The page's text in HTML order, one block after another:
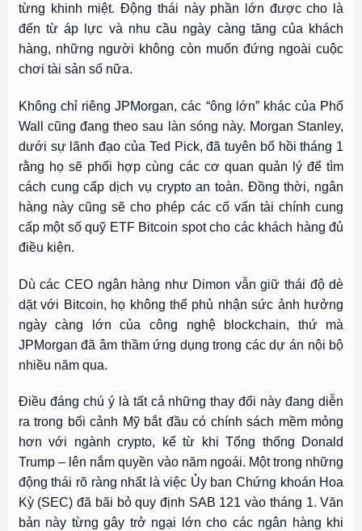
từng khinh miệt. Động thái này phần lớn được cho là
đến từ áp lực và nhu cầu ngày càng tăng của khách
hàng, những người không còn muốn đứng ngoài cuộc
chơi tài sản số nữa.
Không chỉ riêng JPMorgan, các “ông lớn” khác của Phố
Wall cũng đang theo sau làn sóng này. Morgan Stanley,
dưới sự lãnh đạo của Ted Pick, đã tuyên bố hồi tháng 1
rằng họ sẽ phối hợp cùng các cơ quan quản lý để tìm
cách cung cấp dịch vụ crypto an toàn. Đồng thời, ngân
hàng này cũng sẽ cho phép các cố vấn tài chính cung
cấp một số quỹ ETF Bitcoin spot cho các khách hàng đủ
điều kiện.
Dù các CEO ngân hàng như Dimon vẫn giữ thái độ dè
dặt với Bitcoin, họ không thể phủ nhận sức ảnh hưởng
ngày càng lớn của công nghệ blockchain, thứ mà
JPMorgan đã âm thầm ứng dụng trong các dự án nội bộ
nhiều năm qua.
Điều đáng chú ý là tất cả những thay đổi này đang diễn
ra trong bối cảnh Mỹ bắt đầu có chính sách mềm mỏng
hơn với ngành crypto, kể từ khi Tổng thống Donald
Trump – lên nắm quyền vào năm ngoái. Một trong những
động thái rõ ràng nhất là việc Ủy ban Chứng khoán Hoa
Kỳ (SEC) đã bãi bỏ quy định SAB 121 vào tháng 1. Văn
bản này từng gây trở ngại lớn cho các ngân hàng khi